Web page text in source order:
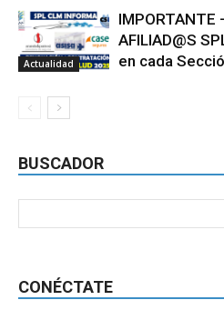
Actualidad
IMPORTANTE
AFILIAD@S
en cada
BUSCADOR
CONÉCTATE